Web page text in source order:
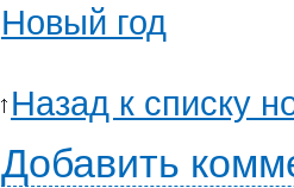
Новый год
Назад к списку
Добавить